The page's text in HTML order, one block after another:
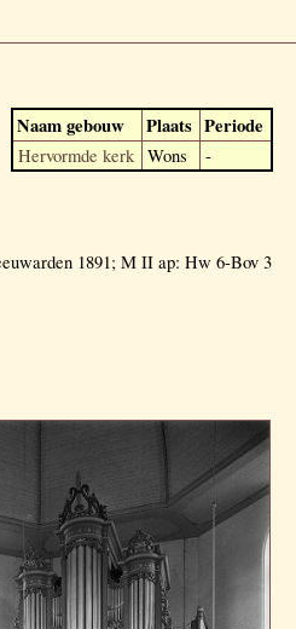
Naam gebouw Plaats Periode
Hervormde kerk Wons -
1891; M II ap: Hw 6-Bov 3